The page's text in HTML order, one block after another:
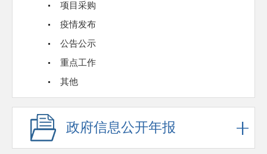
项目采购
疫情发布
公告公示
重点工作
其他
政府信息公开年报